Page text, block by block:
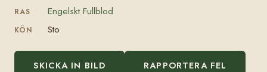
RAS Engelskt Fullblod
KÖN Sto
SKICKA IN BILD RAPPORTERA FEL